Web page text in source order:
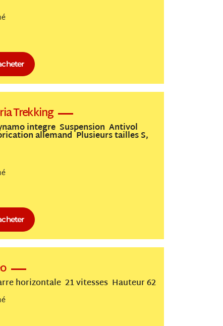
Trekking
integre Suspension Antivol
allemand Plusieurs tailles S,
horizontale 21 vitesses Hauteur 62